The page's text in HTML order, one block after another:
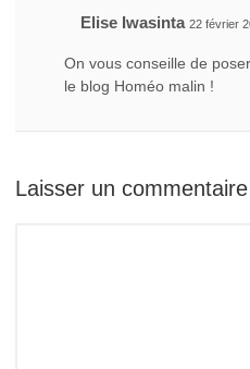
Elise Iwasinta 22 février
On vous conseille de
le blog Homéo malin !
Laisser un commentaire